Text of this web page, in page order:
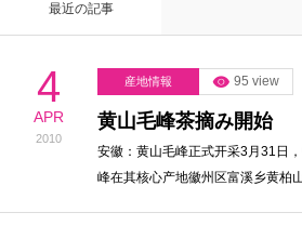
最近の記事
4
APR
2010
産地情報 95 view
黄山毛峰茶摘み開始
安徽：黄山毛峰正式开采3月31日
峰在其核心产地徽州区富溪乡黄柏
WordBank
Shops